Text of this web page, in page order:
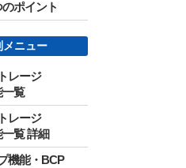
ポイント
メニュー
レージ
一覧
レージ
覧 詳細
機能・BCP